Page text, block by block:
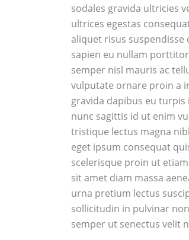
sodales gravida ultricies
ultrices egestas
aliquet risus
sapien eu nullam
semper nisl mauris ac
vulputate ornare proin a
gravida dapibus eu
nunc sagittis id ut enim
tristique lectus magna
eget ipsum consequat
scelerisque proin ut
sit amet diam massa
urna pretium lectus
sollicitudin in pulvinar
semper ut senectus velit